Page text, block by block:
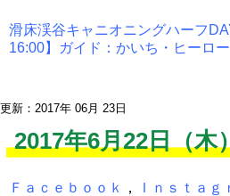
滑床渓谷キャニオニングハーフ
16:00】ガイド：かいち・ヒーロー
更新：2017年 06月 23日
2017年6月22日（木
Ｆａｃｅｂｏｏｋ ， Ｉｎｓｔａｇ